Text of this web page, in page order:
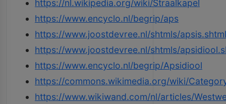
https://nl.wikipedia.org/wiki/Straalkapel
https://www.encyclo.nl/begrip/aps
https://www.joostdevree.nl/shtmls/apsis.shtml
https://www.joostdevree.nl/shtmls/
https://www.encyclo.nl/begrip/Apsidiool
https://commons.wikimedia.org/wiki/
https://www.wikiwand.com/nl/articles/